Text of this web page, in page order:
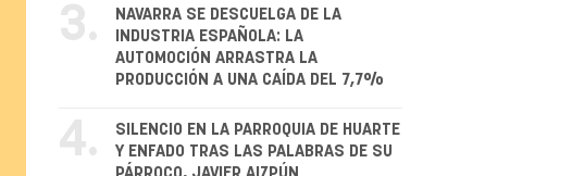
3.
NAVARRA SE DESCUELGA DE LA
INDUSTRIA ESPAÑOLA: LA
AUTOMOCIÓN ARRASTRA LA
PRODUCCIÓN A UNA CAÍDA DEL 7,7%
4.
SILENCIO EN LA PARROQUIA DE HUARTE
Y ENFADO TRAS LAS PALABRAS DE SU